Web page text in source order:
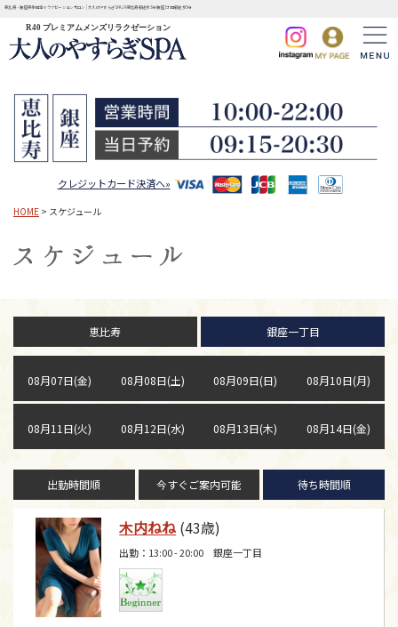
恵比寿・銀座完全個室リラクゼーションサロン | 大人のやすらぎSPA JR恵比寿駅徒歩3分 銀座1丁目駅徒歩3分
R40 プレミアムメンズリラクゼーション
クレジットカード決済へ»
HOME > スケジュール
恵比寿 銀座一丁目
08月07日(金) 08月08日(土) 08月09日(日) 08月10日(月)
08月11日(火) 08月12日(水) 08月13日(木) 08月14日(金)
出勤時間順 今すぐご案内可能 待ち時間順
木内ねね(43歳)
出勤：13:00 - 20:00 銀座一丁目